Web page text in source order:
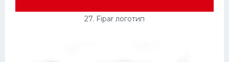
27. Fipar логотип